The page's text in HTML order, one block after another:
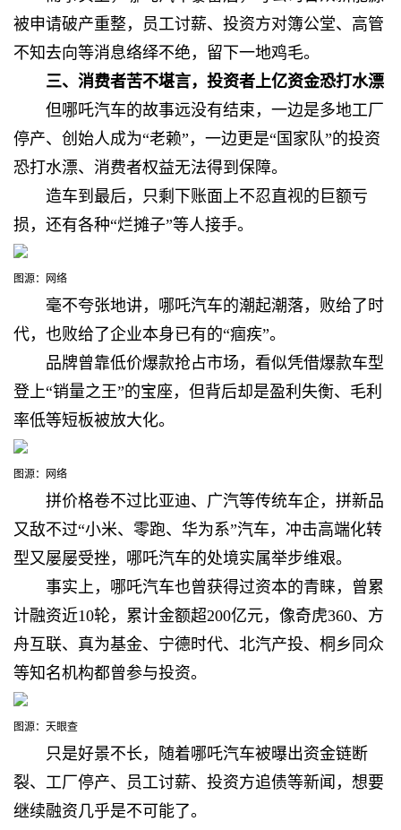
被申请破产重整， 员工讨薪、投资方对簿公堂、高管
不知去向等消息络绎不绝，留下一地鸡毛。
三、消费者苦不堪言， 投资者上亿资金恐打水漂
但哪吒汽车的故事远没有结束， 一边是多地工厂
停产、创始人成为“老赖”，一边更是“国家队”的投资
恐打水漂、消费者权益无法得到保障。
造车到最后，只剩下账面上不忍直视的巨额亏
损，还有各种“烂摊子”等人接手。
图源：网络
毫不夸张地讲，哪吒汽车的潮起潮落， 败给了时
代，也败给了企业本身已有的“痼疾”。
品牌曾靠低价爆款抢占市场，看似凭借爆款车型
登上“销量之王”的宝座，但背后却是盈利失衡、毛利
率低等短板被放大化。
图源：网络
拼价格卷不过比亚迪、广汽等传统车企，拼新品
又敌不过“小米、零跑、华为系”汽车，冲击高端化转
型又屡屡受挫，哪吒汽车的处境实属举步维艰。
事实上，哪吒汽车也曾获得过资本的青睐，曾 累
计融资近10轮，累计金额超200亿元，像奇虎360、方
舟互联、真为基金、宁德时代、北汽产投、桐乡同众
等知名机构都曾参与投资。
图源：天眼查
只是好景不长，随着哪吒汽车被曝出资金链断
裂、工厂停产、员工讨薪、投资方追债等新闻，想要
继续融资几乎是不可能了。